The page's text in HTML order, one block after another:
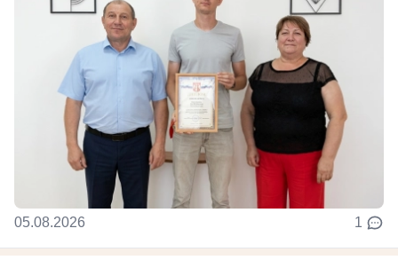
05.08.2026 1